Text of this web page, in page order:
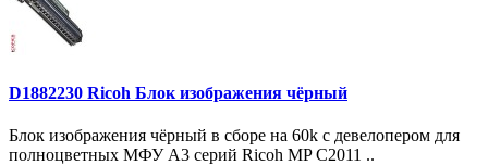
D1882230 Ricoh Блок изображения чёрный
Блок изображения чёрный в сборе на 60k c девелопером для
полноцветных МФУ A3 серий Ricoh MP C2011 ..